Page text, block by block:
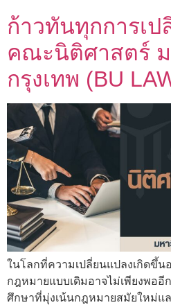
ก้าวทันทุกการเ
คณะนิติศาสตร์
กรุงเทพ (BU
ในโลกที่ความเปลี่ยนแปลงเกิดขึ้นอ
กฎหมายแบบเดิมอาจไม่เพียงพออี
ศึกษาที่มุ่งเน้นกฎหมายสมัยใหม่แ